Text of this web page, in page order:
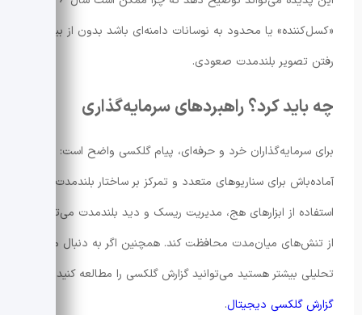
«کسل‌کننده» یا محدود به نوسانات دامنه‌ای باشد بدون از بین
رفتن تصویر بلندمدت صعودی.
چه باید کرد؟ راهبردهای سرمایه‌گذاری
برای سرمایه‌گذاران خرد و حرفه‌ای، پیام گلکسی واضح است:
آماده‌باش برای سناریوهای متعدد و تمرکز بر ساختار بلندمدت.
استفاده از ابزارهای هج، مدیریت ریسک و دید بلندمدت می‌تواند
از تنش‌های میان‌مدت محافظت کند. همچنین اگر به دنبال منابع
تحلیلی بیشتر هستید می‌توانید گزارش گلکسی را مطالعه کنید:
گزارش گلکسی دیجیتال.